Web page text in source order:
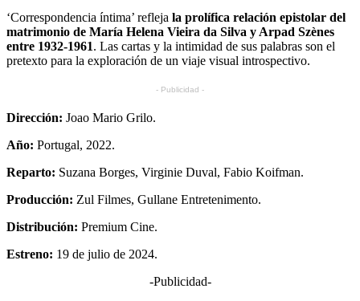
‘Correspondencia íntima’ refleja la prolífica relación epistolar del
matrimonio de María Helena Vieira da Silva y Arpad Szènes
entre 1932-1961. Las cartas y la intimidad de sus palabras son el
pretexto para la exploración de un viaje visual introspectivo.
- Publicidad -
Dirección: Joao Mario Grilo.
Año: Portugal, 2022.
Reparto: Suzana Borges, Virginie Duval, Fabio Koifman.
Producción: Zul Filmes, Gullane Entretenimento.
Distribución: Premium Cine.
Estreno: 19 de julio de 2024.
-Publicidad-